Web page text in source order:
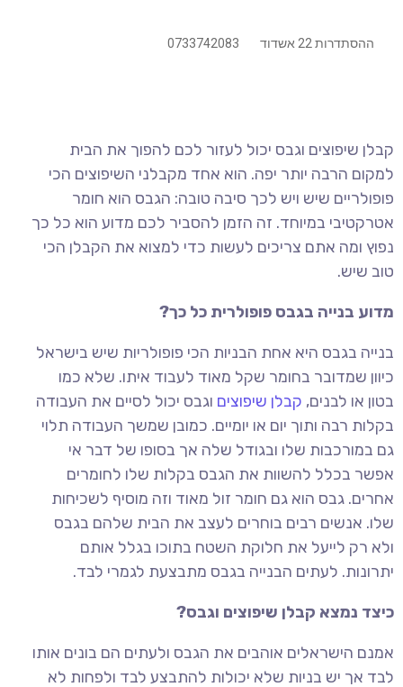
ההסתדרות 22 אשדוד 0733742083
קבלן שיפוצים וגבס יכול לעזור לכם להפוך את הבית
למקום הרבה יותר יפה. הוא אחד מקבלני השיפוצים הכי
פופולריים שיש ויש לכך סיבה טובה: הגבס הוא חומר
אטרקטיבי במיוחד. זה הזמן להסביר לכם מדוע הוא כל כך
נפוץ ומה אתם צריכים לעשות כדי למצוא את הקבלן הכי
טוב שיש.
מדוע בנייה בגבס פופולרית כל כך?
בנייה בגבס היא אחת הבניות הכי פופולריות שיש בישראל
כיוון שמדובר בחומר שקל מאוד לעבוד איתו. שלא כמו
בטון או לבנים, קבלן שיפוצים וגבס יכול לסיים את העבודה
בקלות רבה ותוך יום או יומיים. כמובן שמשך העבודה תלוי
גם במורכבות שלו ובגודל שלה אך בסופו של דבר אי
אפשר בכלל להשוות את הגבס בקלות שלו לחומרים
אחרים. גבס הוא גם חומר זול מאוד וזה מוסיף לשכיחות
שלו. אנשים רבים בוחרים לעצב את הבית שלהם בגבס
ולא רק לייעל את חלוקת השטח בתוכו בגלל אותם
יתרונות. לעתים הבנייה בגבס מתבצעת לגמרי לבד.
כיצד נמצא קבלן שיפוצים וגבס?
אמנם הישראלים אוהבים את הגבס ולעתים הם בונים אותו
לבד אך יש בניות שלא יכולות להתבצע לבד ולפחות לא